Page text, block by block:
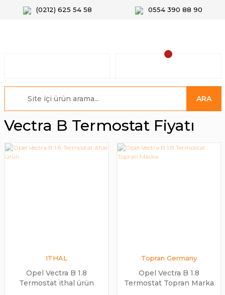
(0212) 625 54 58 0554 390 88 90
ARA
Vectra B Termostat Fiyatı
ITHAL
Opel Vectra B 1.8
Termostat ithal ürün
Topran Germany
Opel Vectra B 1.8
Termostat Topran Marka